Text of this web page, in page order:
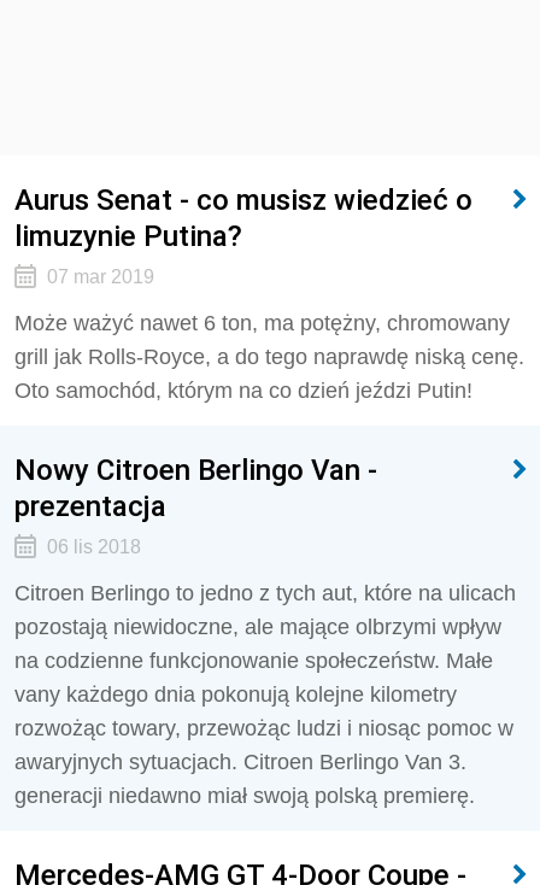
Aurus Senat - co musisz wiedzieć o
limuzynie Putina?
07 mar 2019
Może ważyć nawet 6 ton, ma potężny, chromowany
grill jak Rolls-Royce, a do tego naprawdę niską cenę.
Oto samochód, którym na co dzień jeździ Putin!
Nowy Citroen Berlingo Van -
prezentacja
06 lis 2018
Citroen Berlingo to jedno z tych aut, które na ulicach
pozostają niewidoczne, ale mające olbrzymi wpływ
na codzienne funkcjonowanie społeczeństw. Małe
vany każdego dnia pokonują kolejne kilometry
rozwożąc towary, przewożąc ludzi i niosąc pomoc w
awaryjnych sytuacjach. Citroen Berlingo Van 3.
generacji niedawno miał swoją polską premierę.
Mercedes-AMG GT 4-Door Coupe -